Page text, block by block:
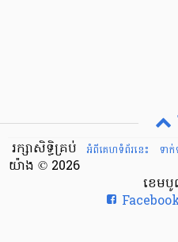
អំពីគេហទំព័រនេះ
ទា
រក្សាសិទ្ធិគ្រប់
យ៉ាង © 2026
ខេម